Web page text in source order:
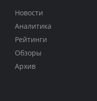
Новости
Аналитика
Рейтинги
Обзоры
Архив